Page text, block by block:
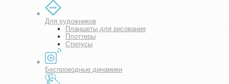
Для художников
Планшеты для рисования
Плоттеры
Стилусы
Беспроводные динамики